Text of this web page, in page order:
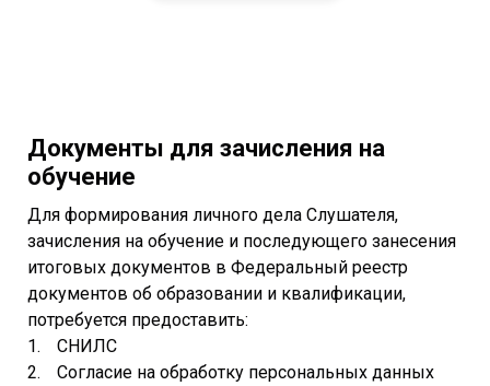
Документы для зачисления на
обучение
Для формирования личного дела Слушателя,
зачисления на обучение и последующего занесения
итоговых документов в Федеральный реестр
документов об образовании и квалификации,
потребуется предоставить:
СНИЛС
Согласие на обработку персональных данных